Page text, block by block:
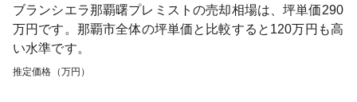
ブランシエラ那覇曙プレミストの売却相場は、坪単価290
万円です。 那覇市全体の坪単価と比較すると 120万円も高
い水準です。
推定価格（万円）